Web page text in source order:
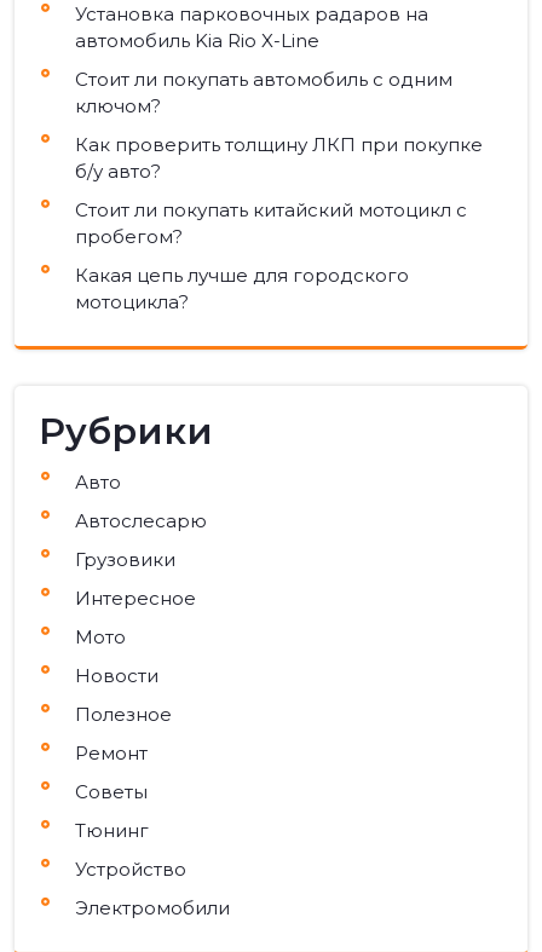
Установка парковочных радаров на
автомобиль Kia Rio X-Line
Стоит ли покупать автомобиль с одним
ключом?
Как проверить толщину ЛКП при покупке
б/у авто?
Стоит ли покупать китайский мотоцикл с
пробегом?
Какая цепь лучше для городского
мотоцикла?
Рубрики
Авто
Автослесарю
Грузовики
Интересное
Мото
Новости
Полезное
Ремонт
Советы
Тюнинг
Устройство
Электромобили